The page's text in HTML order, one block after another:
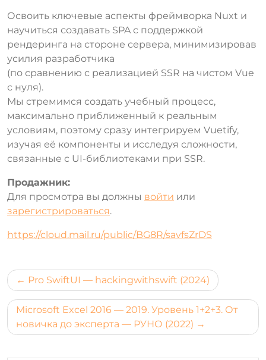
Освоить ключевые аспекты фреймворка Nuxt и
научиться создавать SPA с поддержкой
рендеринга на стороне сервера, минимизировав
усилия разработчика
(по сравнению с реализацией SSR на чистом Vue
с нуля).
Мы стремимся создать учебный процесс,
максимально приближенный к реальным
условиям, поэтому сразу интегрируем Vuetify,
изучая её компоненты и исследуя сложности,
связанные с UI-библиотеками при SSR.
Продажник:
Для просмотра вы должны войти или
зарегистрироваться.
https://cloud.mail.ru/public/BG8R/savfsZrDS
Навигация
по
записям
Pro SwiftUI — hackingwithswift (2024)
Microsoft Excel 2016 — 2019. Уровень 1+2+3. От
новичка до эксперта — РУНО (2022)